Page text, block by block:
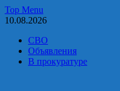
Skip
to
Top Menu
10.08.2026
СВО
Объявления
В прокуратуре